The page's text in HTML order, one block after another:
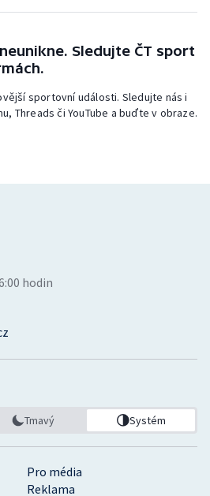
Sledujte ČT sport
sportovní události. Sledujte nás i
Threads či YouTube a buďte v obraze.
Pro média
Reklama
hodin
Tmavý Systém